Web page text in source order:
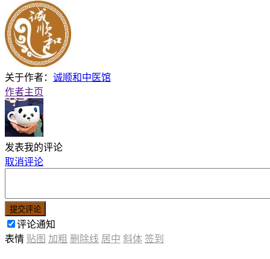
关于作者： 诚顺和中医馆
作者主页
发表我的评论
取消评论
提交评论
评论通知
表情 贴图 加粗 删除线 居中 斜体 签到